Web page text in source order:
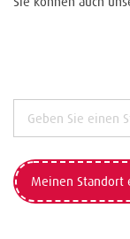
Meinen Standort